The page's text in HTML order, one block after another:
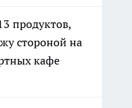
продуктов,
стороной на
кафе